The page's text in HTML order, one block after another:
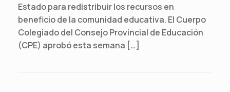
Estado para redistribuir los recursos en
beneficio de la comunidad educativa. El Cuerpo
Colegiado del Consejo Provincial de Educación
(CPE) aprobó esta semana […]